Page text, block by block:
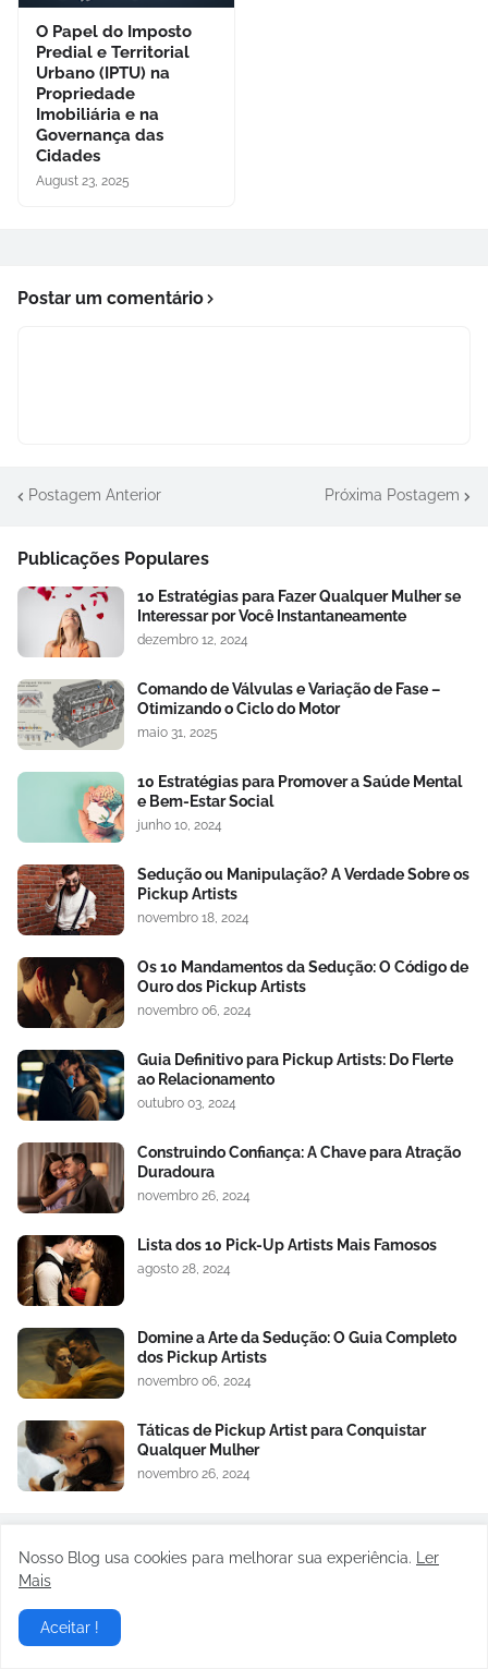
O Papel do Imposto
Predial e Territorial
Urbano (IPTU) na
Propriedade
Imobiliária e na
Governança das
Cidades
August 23, 2025
Postar um comentário
Postagem Anterior Próxima Postagem
Publicações Populares
10 Estratégias para Fazer Qualquer Mulher se
Interessar por Você Instantaneamente
dezembro 12, 2024
Comando de Válvulas e Variação de Fase –
Otimizando o Ciclo do Motor
maio 31, 2025
10 Estratégias para Promover a Saúde Mental
e Bem-Estar Social
junho 10, 2024
Sedução ou Manipulação? A Verdade Sobre os
Pickup Artists
novembro 18, 2024
Os 10 Mandamentos da Sedução: O Código de
Ouro dos Pickup Artists
novembro 06, 2024
Guia Definitivo para Pickup Artists: Do Flerte
ao Relacionamento
outubro 03, 2024
Construindo Confiança: A Chave para Atração
Duradoura
novembro 26, 2024
Lista dos 10 Pick-Up Artists Mais Famosos
agosto 28, 2024
Domine a Arte da Sedução: O Guia Completo
dos Pickup Artists
novembro 06, 2024
Táticas de Pickup Artist para Conquistar
Qualquer Mulher
novembro 26, 2024
Últimas Publicações
Nosso Blog usa cookies para melhorar sua experiência.
Ler
Mais
Aceitar !